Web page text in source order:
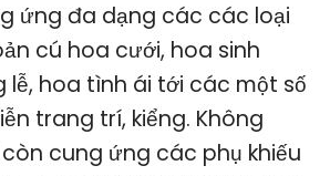
ứng đa dạng các các loại
cú hoa cưới, hoa sinh
lễ, hoa tình ái tới các một số
trang trí, kiểng. Không
cung ứng các phụ khiếu